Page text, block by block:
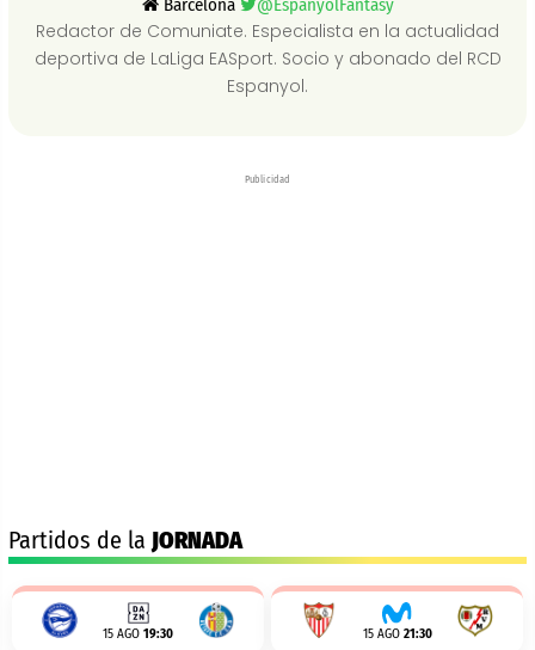
Barcelona @EspanyolFantasy
Redactor de Comuniate. Especialista en la actualidad
deportiva de LaLiga EASport. Socio y abonado del RCD
Espanyol.
Publicidad
Partidos de la JORNADA
15 AGO 19:30 15 AGO 21:30